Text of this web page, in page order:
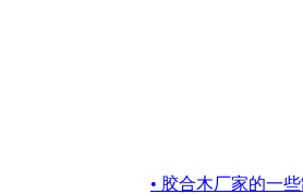
• 胶合木厂家的一